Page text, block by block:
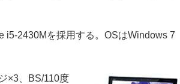
2430Mを採用する。OSはWindows 7
×3、BS/110度